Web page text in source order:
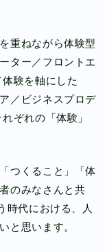
重ねながら体験型
ター／フロントエ
験を軸にした
／ビジネスプロデ
ぞれの「体験」
つくること」「体
のみなさんと共
時代における、人
と思います。